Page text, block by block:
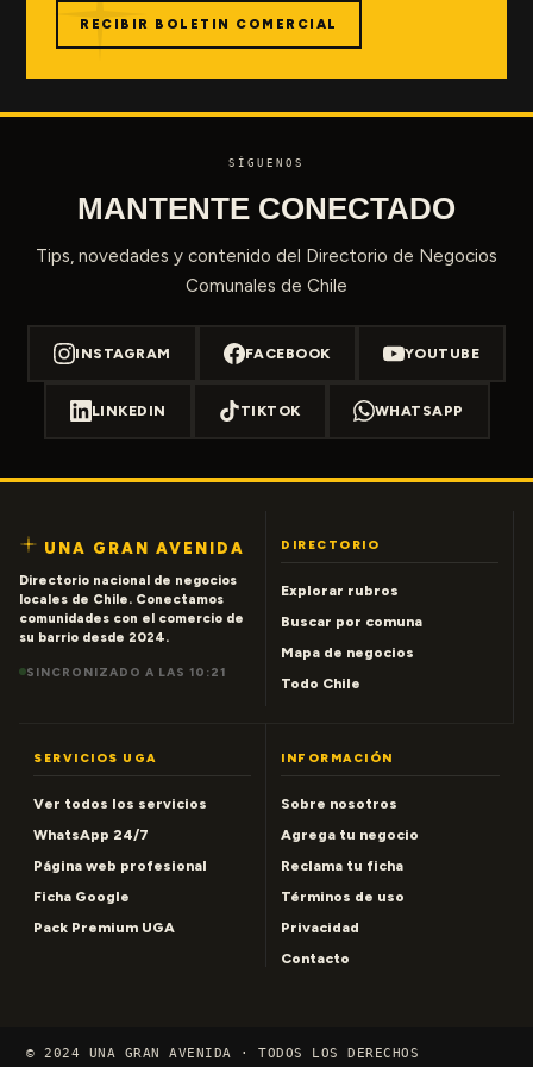
RECIBIR BOLETIN COMERCIAL
SÍGUENOS
MANTENTE CONECTADO
Tips, novedades y contenido del Directorio de Negocios
Comunales de Chile
INSTAGRAM FACEBOOK YOUTUBE
LINKEDIN TIKTOK WHATSAPP
UNA GRAN AVENIDA
Directorio nacional de negocios
locales de Chile. Conectamos
comunidades con el comercio de
su barrio desde 2024.
SINCRONIZADO A LAS 10:21
DIRECTORIO
Explorar rubros
Buscar por comuna
Mapa de negocios
Todo Chile
SERVICIOS UGA
Ver todos los servicios
WhatsApp 24/7
Página web profesional
Ficha Google
Pack Premium UGA
INFORMACIÓN
Sobre nosotros
Agrega tu negocio
Reclama tu ficha
Términos de uso
Privacidad
Contacto
© 2024 UNA GRAN AVENIDA · TODOS LOS DERECHOS